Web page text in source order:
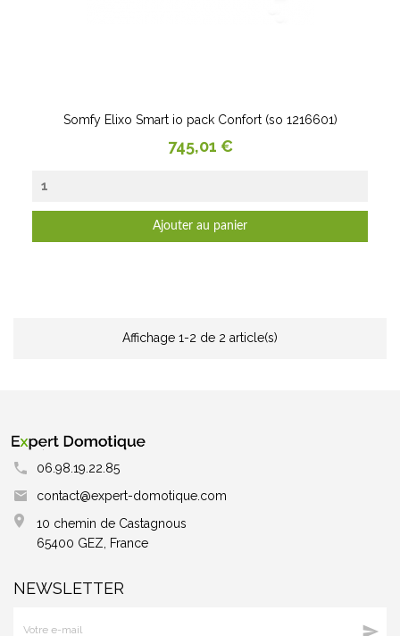
Somfy Elixo Smart io pack Confort (so 1216601)
Prix
745,01 €
Ajouter au panier
Affichage 1-2 de 2 article(s)
06.98.19.22.85
contact@expert-domotique.com
10 chemin de Castagnous
65400 GEZ, France
NEWSLETTER
